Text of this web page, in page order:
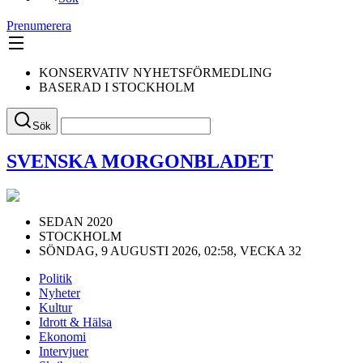
Prenumerera
KONSERVATIV NYHETSFÖRMEDLING
BASERAD I STOCKHOLM
Sök
SVENSKA MORGONBLADET
SEDAN 2020
STOCKHOLM
SÖNDAG, 9 AUGUSTI 2026, 02:58, VECKA 32
Politik
Nyheter
Kultur
Idrott & Hälsa
Ekonomi
Intervjuer